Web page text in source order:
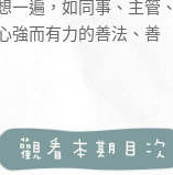
一遍，如同事、主管、
強而有力的善法、善